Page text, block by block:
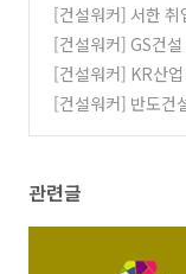
[건설워커] 서한
연봉 면접정보 (0)
[건설워커] GS건
(Xi) ★ 채용 면접
[건설워커] KR산
건설) ★ 연봉 채용
[건설워커] 반도건
관련글